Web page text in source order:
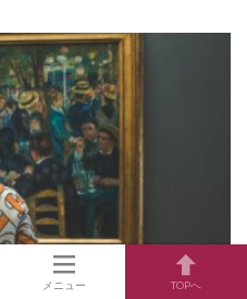
メニュー TOPへ